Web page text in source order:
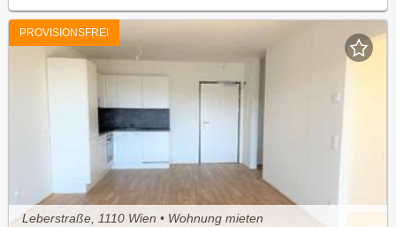
PROVISIONSFREI
Leberstraße, 1110 Wien • Wohnung mieten